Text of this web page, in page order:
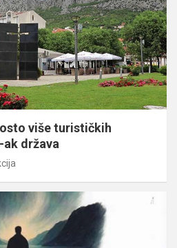
više turističkih
država